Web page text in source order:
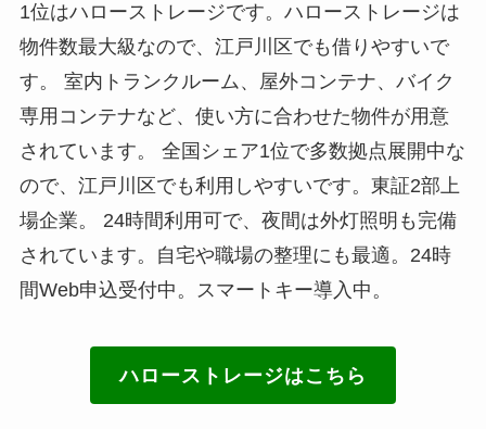
1位はハローストレージです。ハローストレージは
物件数最大級なので、江戸川区でも借りやすいで
す。 室内トランクルーム、屋外コンテナ、バイク
専用コンテナなど、使い方に合わせた物件が用意
されています。 全国シェア1位で多数拠点展開中な
ので、江戸川区でも利用しやすいです。東証2部上
場企業。 24時間利用可で、夜間は外灯照明も完備
されています。自宅や職場の整理にも最適。24時
間Web申込受付中。スマートキー導入中。
ハローストレージはこちら